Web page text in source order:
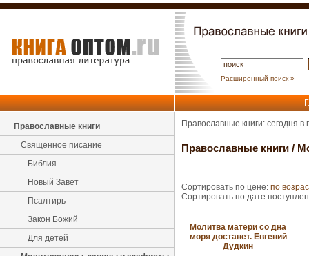
Расширенный поиск »
Православные книги
Священное писание
Библия
Новый Завет
Псалтирь
Закон Божий
Для детей
Православные книги: сегодня
Православные книги /
Сортировать по цене: по
Сортировать по дате
Молитва матери со дна
моря достанет. Евгений
Дудкин